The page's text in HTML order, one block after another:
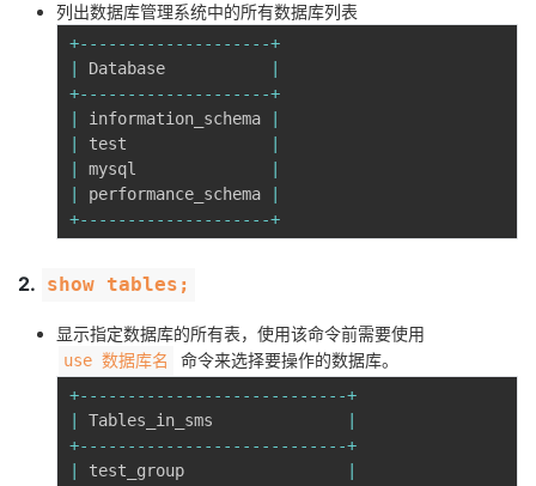
博
的
我
列出数据库管理系统中的所有数据库列表
+-- -- -- -- -- -- -- -- -- --+
Database
+-- -- -- -- -- -- -- -- -- --+
information_schema
test
mysql
performance_schema
+-- -- -- -- -- -- -- -- -- --+
2. show tables;
显示指定数据库的所有表，使用该命令前需要使用
use 数据库名 命令来选择要操作的数据库。
+-- -- -- -- -- -- -- -- -- -- -- -- -- --+
Tables_in_sms
+-- -- -- -- -- -- -- -- -- -- -- -- -- --+
test_group